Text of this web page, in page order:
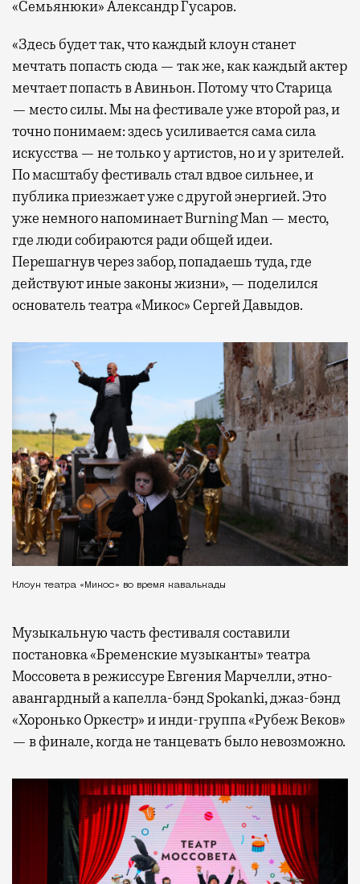
«Семьянюки» Александр Гусаров.
«Здесь будет так, что каждый клоун станет
мечтать попасть сюда — так же, как каждый актер
мечтает попасть в Авиньон. Потому что Старица
— место силы. Мы на фестивале уже второй раз, и
точно понимаем: здесь усиливается сама сила
искусства — не только у артистов, но и у зрителей.
По масштабу фестиваль стал вдвое сильнее, и
публика приезжает уже с другой энергией. Это
уже немного напоминает Burning Man — место,
где люди собираются ради общей идеи.
Перешагнув через забор, попадаешь туда, где
действуют иные законы жизни», — поделился
основатель театра «Микос» Сергей Давыдов.
Клоун театра «Микос» во время кавалькады
Музыкальную часть фестиваля составили
постановка «Бременские музыканты» театра
Моссовета в режиссуре Евгения Марчелли, этно-
авангардный а капелла-бэнд Spokanki, джаз-бэнд
«Хоронько Оркестр» и инди-группа «Рубеж Веков»
— в финале, когда не танцевать было невозможно.